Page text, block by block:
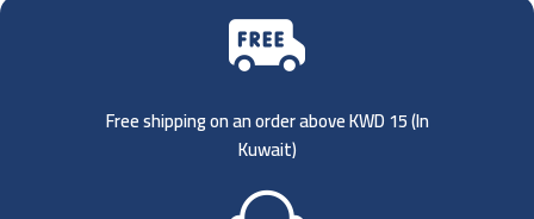
Free shipping on an order above KWD 15 (In
Kuwait)